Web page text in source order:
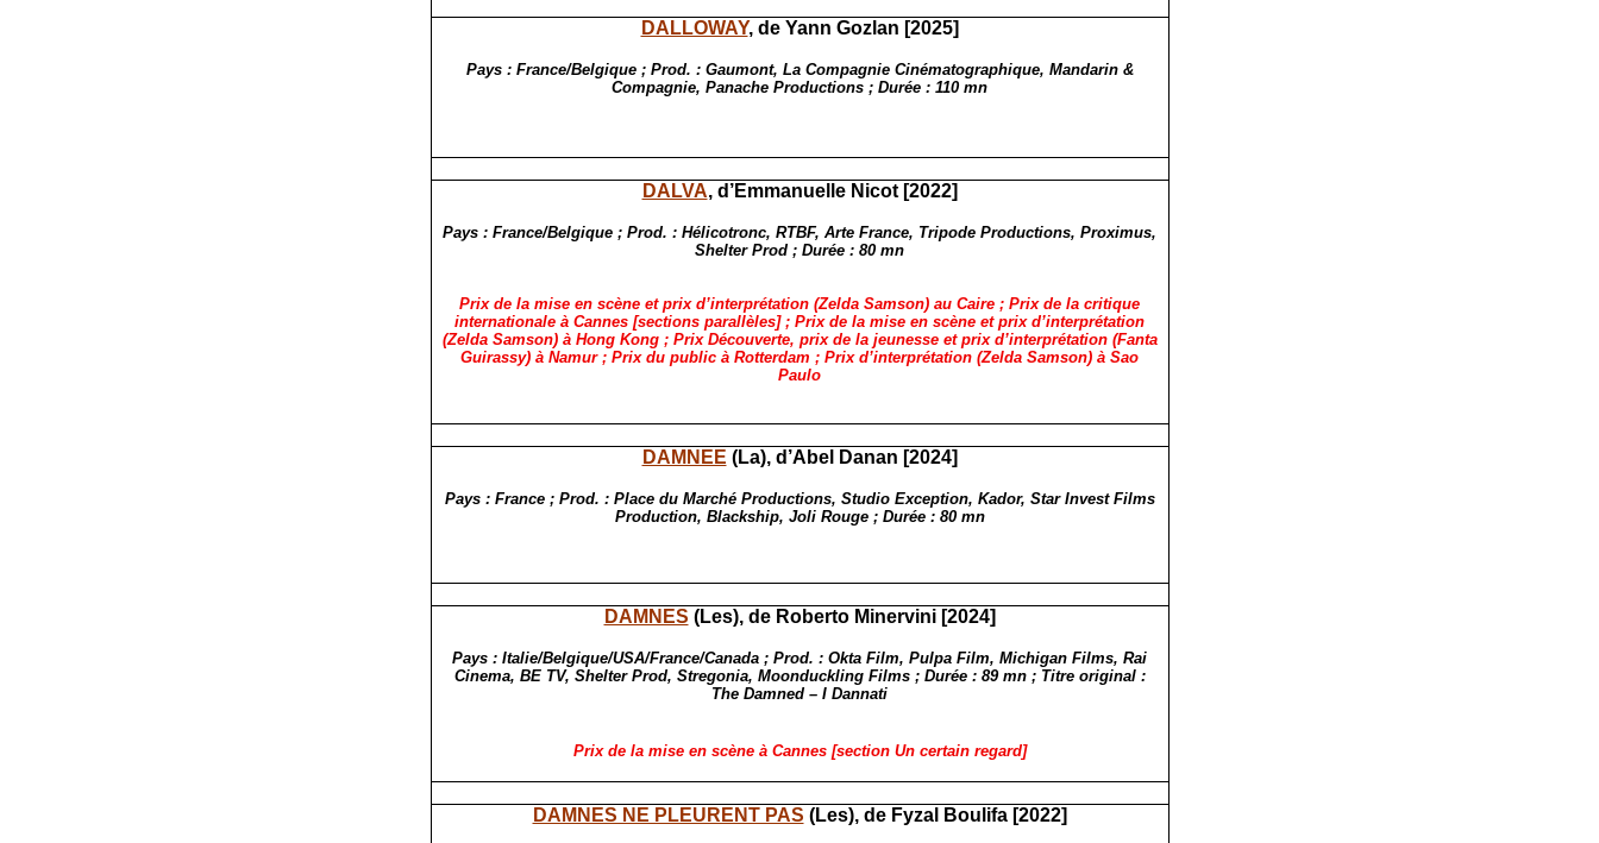
DALLOWAY, de Yann Gozlan [2025]
Pays : France/Belgique ; Prod. : Gaumont, La Compagnie Cinématographique, Mandarin &
Compagnie, Panache Productions ; Durée : 110 mn
DALVA, d’Emmanuelle Nicot [2022]
Pays : France/Belgique ; Prod. : Hélicotronc, RTBF, Arte France, Tripode Productions, Proximus,
Shelter Prod ; Durée : 80 mn
Prix de la mise en scène et prix d’interprétation (Zelda Samson) au Caire ; Prix de la critique
internationale à Cannes [sections parallèles] ; Prix de la mise en scène et prix d’interprétation
(Zelda Samson) à Hong Kong ; Prix Découverte, prix de la jeunesse et prix d’interprétation (Fanta
Guirassy) à Namur ; Prix du public à Rotterdam ; Prix d’interprétation (Zelda Samson) à Sao
Paulo
DAMNEE (La), d’Abel Danan [2024]
Pays : France ; Prod. : Place du Marché Productions, Studio Exception, Kador, Star Invest Films
Production, Blackship, Joli Rouge ; Durée : 80 mn
DAMNES (Les), de Roberto Minervini [2024]
Pays : Italie/Belgique/USA/France/Canada ; Prod. : Okta Film, Pulpa Film, Michigan Films, Rai
Cinema, BE TV, Shelter Prod, Stregonia, Moonduckling Films ; Durée : 89 mn ; Titre original :
The Damned – I Dannati
Prix de la mise en scène à Cannes [section Un certain regard]
DAMNES NE PLEURENT PAS (Les), de Fyzal Boulifa [2022]